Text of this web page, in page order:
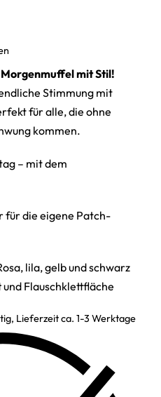
mit Stil!
Stimmung mit
für alle, die ohne
kommen.
– mit dem
für die eigene Patch-
lila, gelb und schwarz
Flauschklettfläche
Lieferzeit ca. 1-3 Werktage